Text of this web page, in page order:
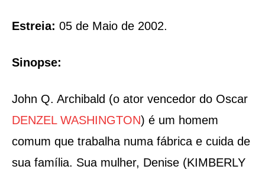
Estreia: 05 de Maio de 2002.
Sinopse:
John Q. Archibald (o ator vencedor do Oscar
DENZEL WASHINGTON) é um homem
comum que trabalha numa fábrica e cuida de
sua família. Sua mulher, Denise (KIMBERLY